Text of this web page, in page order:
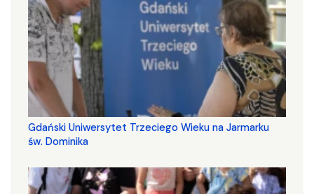
Gdański Uniwersytet Trzeciego Wieku na Jarmarku
św. Dominika